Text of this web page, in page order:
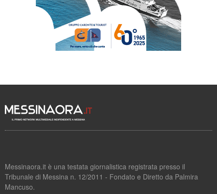
Messinaora.it è una testata giornalistica registrata presso il
Tribunale di Messina n. 12/2011 - Fondato e Diretto da Palmira
Mancuso.